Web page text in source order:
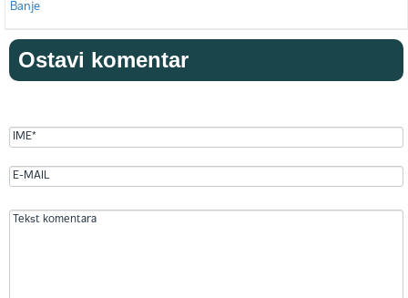
Ostavi komentar